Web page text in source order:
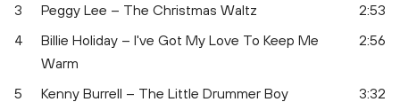
3
Peggy Lee – The Christmas Waltz
2:53
4
Billie Holiday – I've Got My Love To Keep Me
Warm
2:56
5 Kenny Burrell – The Little Drummer Boy
3:32